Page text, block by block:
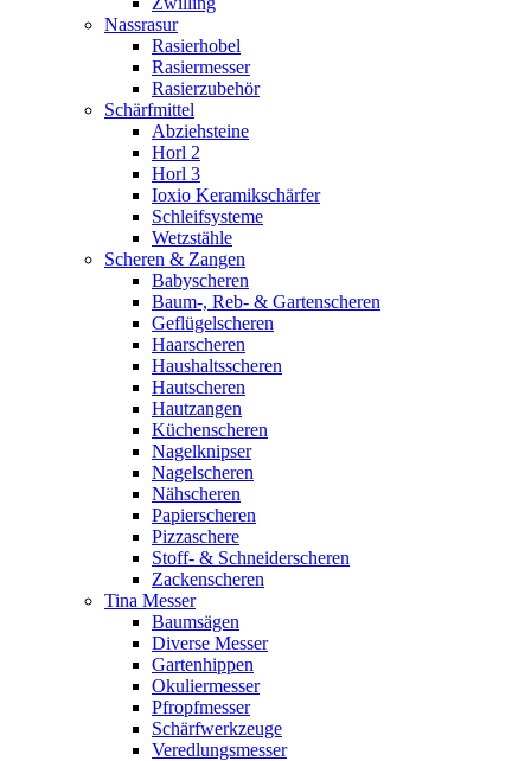
Nassrasur
Rasierhobel
Rasiermesser
Rasierzubehör
Schärfmittel
Abziehsteine
Horl 2
Horl 3
Ioxio Keramikschärfer
Schleifsysteme
Wetzstähle
Scheren & Zangen
Babyscheren
Baum-, Reb- & Gartenscheren
Geflügelscheren
Haarscheren
Haushaltsscheren
Hautscheren
Hautzangen
Küchenscheren
Nagelknipser
Nagelscheren
Nähscheren
Papierscheren
Pizzaschere
Stoff- & Schneiderscheren
Zackenscheren
Tina Messer
Baumsägen
Diverse Messer
Gartenhippen
Okuliermesser
Pfropfmesser
Schärfwerkzeuge
Veredlungsmesser